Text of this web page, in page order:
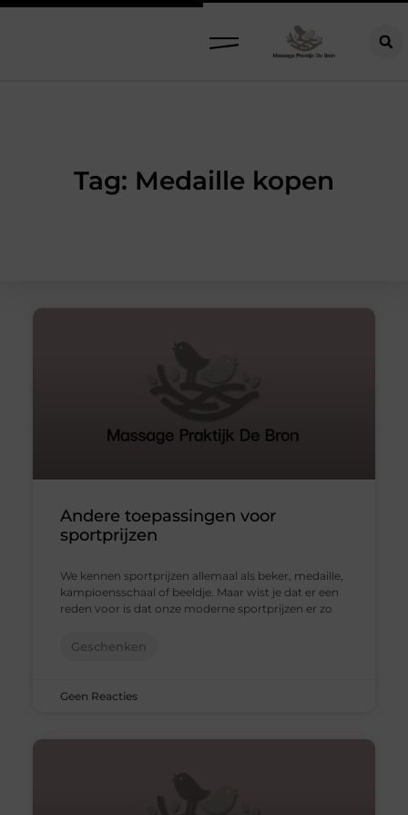
Tag: Medaille kopen
Andere toepassingen voor
sportprijzen
We kennen sportprijzen allemaal als beker, medaille,
kampioensschaal of beeldje. Maar wist je dat er een
reden voor is dat onze moderne sportprijzen er zo
Geschenken
Geen Reacties